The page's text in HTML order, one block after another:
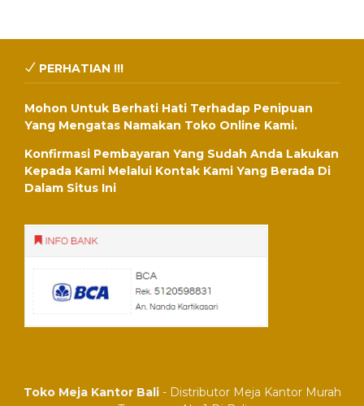
PERHATIAN !!!
Mohon Untuk Berhati Hati Terhadap Penipuan
Yang Mengatas Namakan Toko Online Kami.
Konfirmasi Pembayaran Yang Sudah Anda Lakukan
Kepada Kami Melalui Kontak Kami Yang Berada Di
Dalam Situs Ini
Toko Meja Kantor Bali- Distributor Meja Kantor Murah